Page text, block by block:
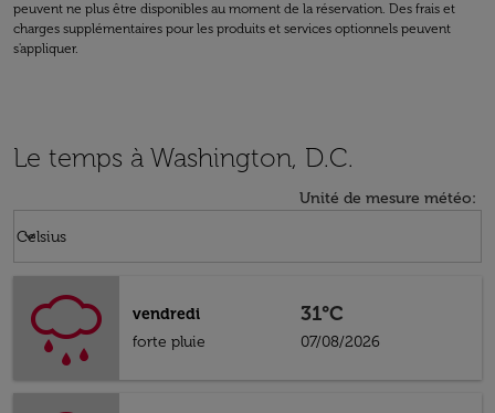
peuvent ne plus être disponibles au moment de la réservation. Des frais et
charges supplémentaires pour les produits et services optionnels peuvent
s'appliquer.
Le temps à Washington, D.C.
Unité de mesure météo:
Celsius
keyboard_arrow_down
vendredi
forte pluie
31°C
07/08/2026